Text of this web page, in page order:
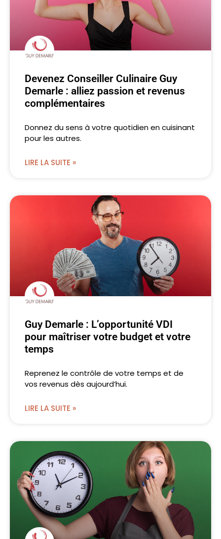
Devenez Conseiller Culinaire Guy
Demarle : alliez passion et revenus
complémentaires
Donnez du sens à votre quotidien en cuisinant
pour les autres.
LIRE LA SUITE »
Guy Demarle : L’opportunité VDI
pour maîtriser votre budget et votre
temps
Reprenez le contrôle de votre temps et de
vos revenus dès aujourd’hui.
LIRE LA SUITE »